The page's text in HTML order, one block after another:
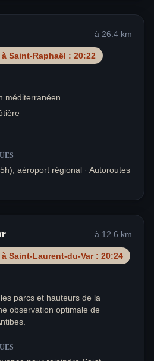
à 26.4 km
à Saint-Raphaël : 20:22
méditerranéen
aéroport régional · Autoroutes
à 12.6 km
à Saint-Laurent-du-Var: 20:24
parcs et hauteurs de la
observation optimale de